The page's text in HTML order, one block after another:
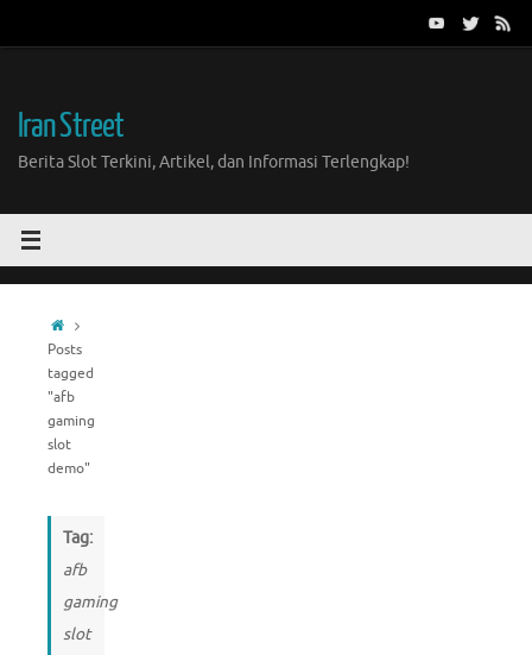
Iran Street
Berita Slot Terkini, Artikel, dan Informasi Terlengkap!
Home
Posts
tagged
"afb
gaming
slot
demo"
Tag:
afb
gaming
slot